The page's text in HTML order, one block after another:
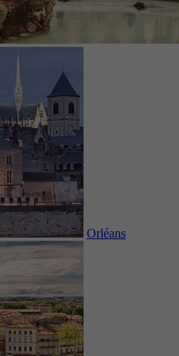
Orléans